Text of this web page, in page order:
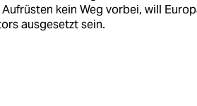
kein Weg vorbei, will
ausgesetzt sein.